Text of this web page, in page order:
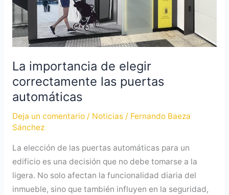
La importancia de elegir
correctamente las puertas
automáticas
Deja un comentario / Noticias/ Fernando Baeza
Sánchez
La elección de las puertas automáticas para un
edificio es una decisión que no debe tomarse a la
ligera. No solo afectan la funcionalidad diaria del
inmueble, sino que también influyen en la seguridad,